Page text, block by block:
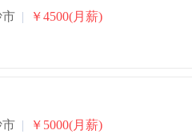
市 | ￥4500(月薪)
市 | ￥5000(月薪)